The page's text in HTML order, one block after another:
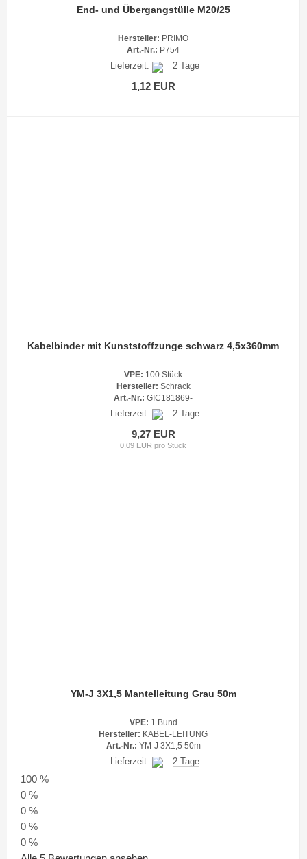
End- und Übergangstülle M20/25
Hersteller: PRIMO
Art.-Nr.: P754
Lieferzeit: 2 Tage
1,12 EUR
Kabelbinder mit Kunststoffzunge schwarz 4,5x360mm
VPE: 100 Stück
Hersteller: Schrack
Art.-Nr.: GIC181869-
Lieferzeit: 2 Tage
9,27 EUR
0,09 EUR pro Stück
YM-J 3X1,5 Mantelleitung Grau 50m
VPE: 1 Bund
Hersteller: KABEL-LEITUNG
Art.-Nr.: YM-J 3X1,5 50m
Lieferzeit: 2 Tage
100 %
0 %
0 %
0 %
0 %